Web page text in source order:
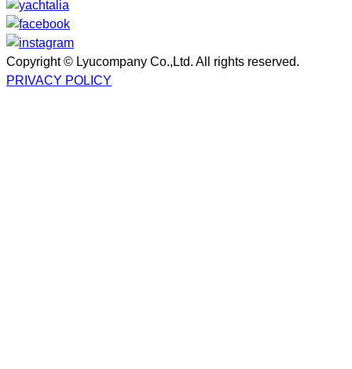
Copyright © Lyucompany Co.,Ltd. All rights reserved.
PRIVACY POLICY